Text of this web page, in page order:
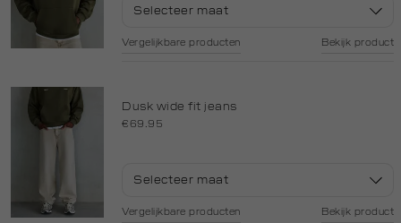
Selecteer maat
Vergelijkbare producten Bekijk product
Dusk wide fit jeans
€69.95
Selecteer maat
Vergelijkbare producten Bekijk product